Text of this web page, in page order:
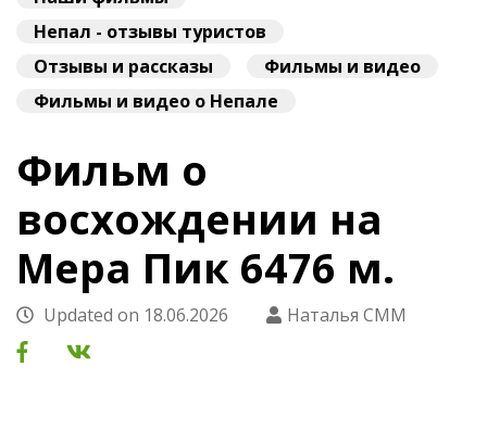
Непал - отзывы туристов
Отзывы и рассказы
Фильмы и видео
Фильмы и видео о Непале
Фильм о
восхождении на
Мера Пик 6476 м.
Updated on 18.06.2026 Наталья СММ